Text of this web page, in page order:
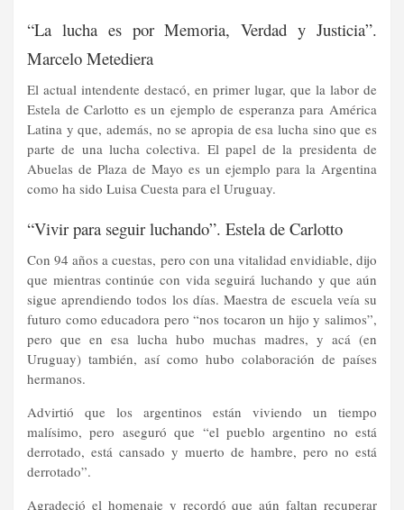
“La lucha es por Memoria, Verdad y Justicia”.
Marcelo Metediera
El actual intendente destacó, en primer lugar, que la labor de
Estela de Carlotto es un ejemplo de esperanza para América
Latina y que, además, no se apropia de esa lucha sino que es
parte de una lucha colectiva. El papel de la presidenta de
Abuelas de Plaza de Mayo es un ejemplo para la Argentina
como ha sido Luisa Cuesta para el Uruguay.
“Vivir para seguir luchando”. Estela de Carlotto
Con 94 años a cuestas, pero con una vitalidad envidiable, dijo
que mientras continúe con vida seguirá luchando y que aún
sigue aprendiendo todos los días. Maestra de escuela veía su
futuro como educadora pero “nos tocaron un hijo y salimos”,
pero que en esa lucha hubo muchas madres, y acá (en
Uruguay) también, así como hubo colaboración de países
hermanos.
Advirtió que los argentinos están viviendo un tiempo
malísimo, pero aseguró que “el pueblo argentino no está
derrotado, está cansado y muerto de hambre, pero no está
derrotado”.
Agradeció el homenaje y recordó que aún faltan recuperar